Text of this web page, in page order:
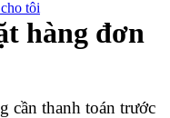
tôi
hàng đơn
cần thanh toán trước